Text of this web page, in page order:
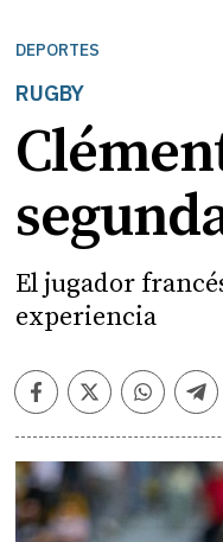
DEPORTES
RUGBY
El jugador
experiencia
Facebook
Twitter